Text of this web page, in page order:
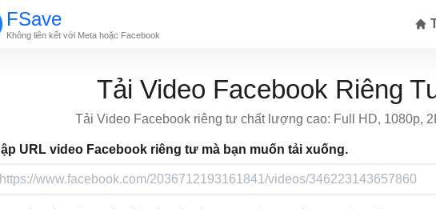
FSave
Không liên kết với Meta hoặc Facebook
Tải Video Facebook Riêng
Tải Video Facebook riêng tư chất lượng cao: Full HD, 1080p,
URL video Facebook riêng tư mà bạn muốn tải xuống.